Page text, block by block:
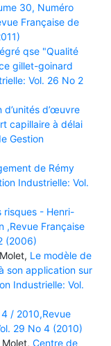
30, Numéro
Française de
qse "Qualité
gillet-goinard
Vol. 26 No 2
d’unités d’œuvre
capillaire à délai
Gestion
de Rémy
Industrielle: Vol.
risques - Henri-
,Revue Française
(2006)
Le modèle de
son application sur
Industrielle: Vol.
/ 2010,Revue
29 No 4 (2010)
Centre de